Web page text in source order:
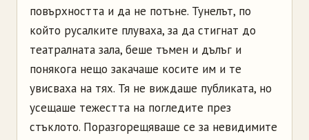
повърхността и да не потъне. Тунелът, по
който русалките плуваха, за да стигнат до
театралната зала, беше тъмен и дълъг и
понякога нещо закачаше косите им и те
увисваха на тях. Тя не виждаше публиката, но
усещаше тежестта на погледите през
стъклото. Поразгорещяваше се за невидимите